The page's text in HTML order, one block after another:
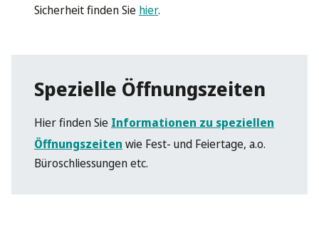
Sicherheit finden Sie hier.
Spezielle Öffnungszeiten
Hier finden Sie Informationen zu speziellen
Öffnungszeiten wie Fest- und Feiertage, a.o.
Büroschliessungen etc.